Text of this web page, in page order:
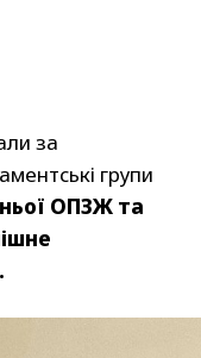
за
групи
ОПЗЖ та